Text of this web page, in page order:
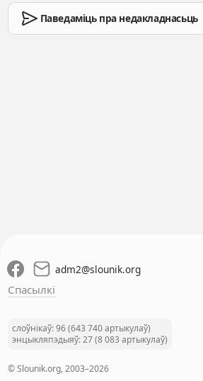
Паведаміць пра недакладнасьць
adm2@slounik.org
Спасылкі
слоўнікаў: 96 (643 740 артыкулаў)
энцыкляпэдыяў: 27 (8 083 артыкулаў)
© Slounik.org, 2003–2026